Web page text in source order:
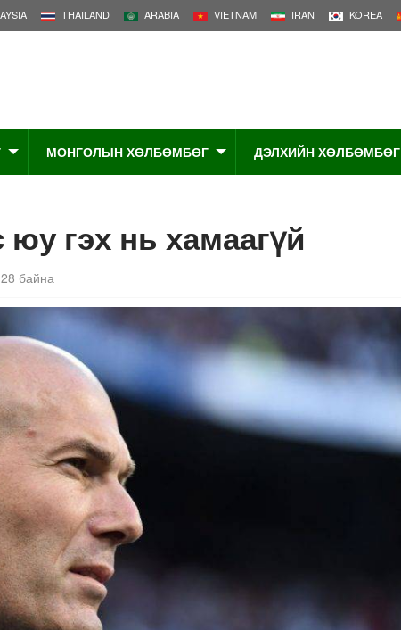
THAILAND ARABIA VIETNAM IRAN KOREA
МОНГОЛЫН ХӨЛБӨМБӨГ ДЭЛХИЙН ХӨЛБӨМБӨГ
гэх нь хамаагүй
байна